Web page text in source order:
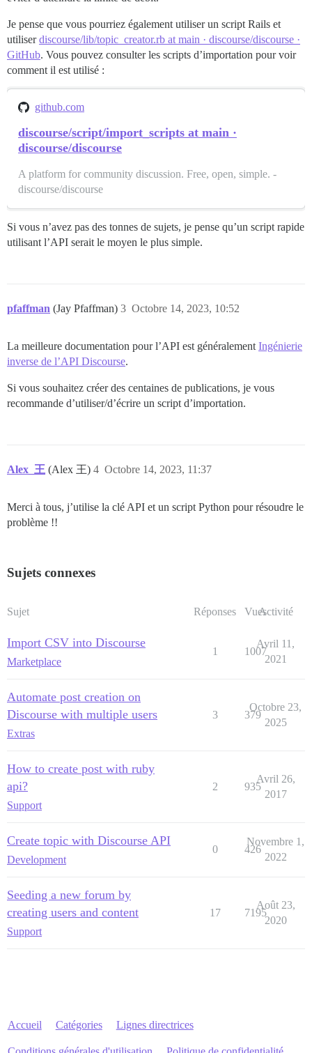
Je pense que vous pourriez également utiliser un script Rails et
utiliserdiscourse/lib/topic_creator.rb at main · discourse/discourse ·
GitHub. Vous pouvez consulter les scripts d’importation pour voir
comment il est utilisé :
github.com
discourse/script/import_scripts at main ·
discourse/discourse
A platform for community discussion. Free, open, simple. -
discourse/discourse
Si vous n’avez pas des tonnes de sujets, je pense qu’un script rapide
utilisant l’API serait le moyen le plus simple.
pfaffman (Jay Pfaffman) Octobre 14, 2023, 10:52
3
La meilleure documentation pour l’API est généralement Ingénierie
inverse de l’API Discourse.
Si vous souhaitez créer des centaines de publications, je vous
recommande d’utiliser/d’écrire un script d’importation.
Alex_王 (Alex 王) Octobre 14, 2023, 11:37
4
Merci à tous, j’utilise la clé API et un script Python pour résoudre le
problème !!
Sujets connexes
Sujet Réponses VuesActivité
Import CSV into Discourse
Marketplace
1 1007
Avril 11,
2021
Automate post creation on
Discourse with multiple users
Extras
3 379
Octobre 23,
2025
How to create post with ruby
api?
Support
2 935
Avril 26,
2017
Create topic with Discourse API
Development
0 426
Novembre 1,
2022
Seeding a new forum by
creating users and content
Support
17 7195
Août 23,
2020
Accueil Catégories Lignes directrices